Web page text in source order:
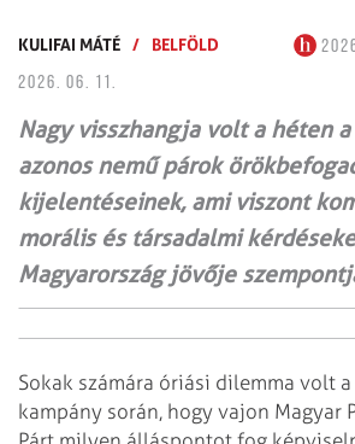
KULIFAI MÁTÉ / BELFÖLD
2026. 06. 11.
Nagy visszhangja volt a héten
azonos nemű párok
kijelentéseinek, ami viszont
morális és társadalmi
Magyarország jövője
Sokak számára óriási dilemma volt
kampány során, hogy vajon Magyar